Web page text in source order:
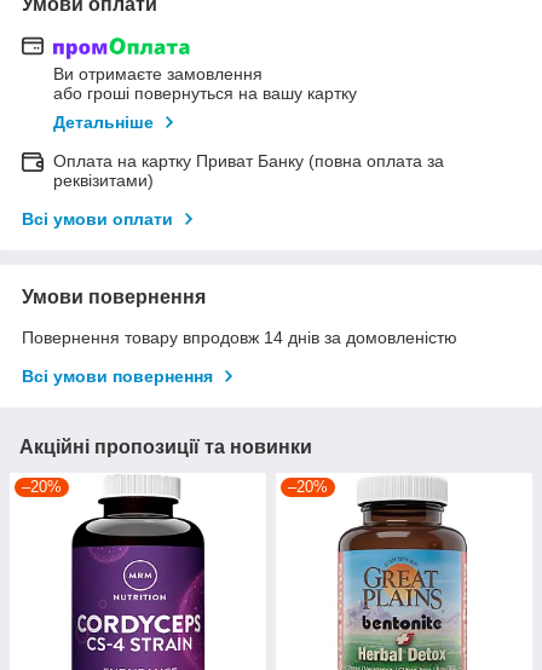
Ви отримаєте замовлення
або гроші повернуться на вашу картку
Детальніше
Оплата на картку Приват Банку (повна оплата за
реквізитами)
Всі умови оплати
Умови повернення
Повернення товару впродовж 14 днів за домовленістю
Всі умови повернення
Акційні пропозиції та новинки
–20% –20%